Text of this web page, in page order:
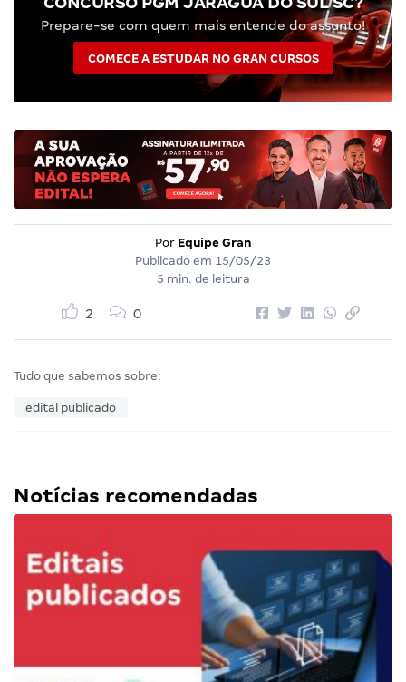
Prepare-se com quem mais entende do assunto!
COMECE A ESTUDAR NO GRAN CURSOS
Por Equipe Gran
Publicado em 15/05/23
5 min. de leitura
2 0
Tudo que sabemos sobre:
edital publicado
Notícias recomendadas